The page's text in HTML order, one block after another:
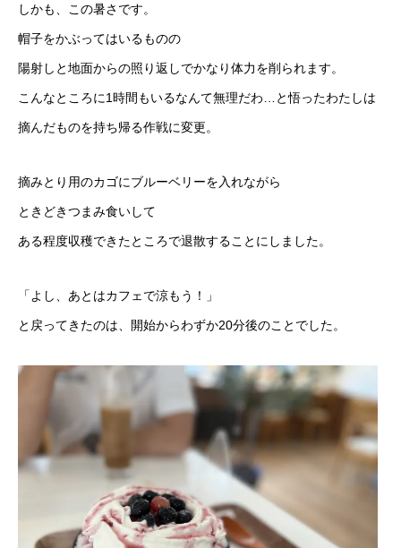
しかも、この暑さです。
帽子をかぶってはいるものの
陽射しと地面からの照り返しでかなり体力を削られます。
こんなところに1時間もいるなんて無理だわ…と悟ったわたしは
摘んだものを持ち帰る作戦に変更。
摘みとり用のカゴにブルーベリーを入れながら
ときどきつまみ食いして
ある程度収穫できたところで退散することにしました。
「よし、あとはカフェで涼もう！」
と戻ってきたのは、開始からわずか20分後のことでした。